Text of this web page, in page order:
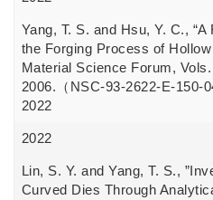
Yang, T. S. and Hsu, Y. C.,
the Forging Process of
Material Science Forum,
2006.（NSC-93-2622-E-150-
2022
2022
Lin, S. Y. and Yang, T. S.,
Curved Dies Through